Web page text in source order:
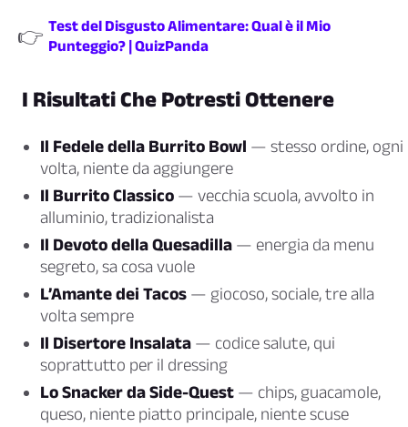
👉 Test del Disgusto Alimentare: Qual è il Mio
Punteggio? | QuizPanda
I Risultati Che Potresti Ottenere
Il Fedele della Burrito Bowl — stesso ordine, ogni
volta, niente da aggiungere
Il Burrito Classico — vecchia scuola, avvolto in
alluminio, tradizionalista
Il Devoto della Quesadilla — energia da menu
segreto, sa cosa vuole
L’Amante dei Tacos — giocoso, sociale, tre alla
volta sempre
Il Disertore Insalata — codice salute, qui
soprattutto per il dressing
Lo Snacker da Side-Quest — chips, guacamole,
queso, niente piatto principale, niente scuse